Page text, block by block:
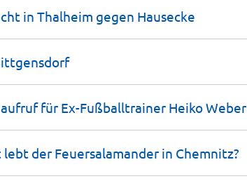
in Thalheim gegen Hausecke
für Ex-Fußballtrainer HeikoWeber
der Feuersalamander in Chemnitz?